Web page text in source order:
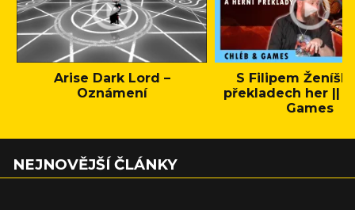
Arise Dark Lord –
Oznámení
S Filipem
překladech her ||
Games
NEJNOVĚJŠÍ ČLÁNKY